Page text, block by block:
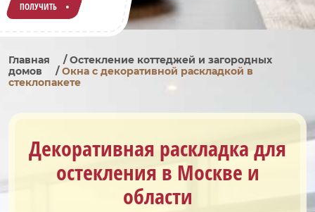
ПОЛУЧИТЬ
Главная /Остекление коттеджей и загородных
домов
/Окна с декоративной раскладкой в
стеклопакете
Декоративная раскладка для
остекления в Москве и
области